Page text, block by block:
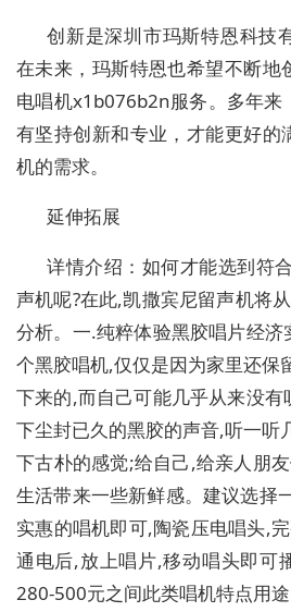
创新是深圳市玛斯特恩科技
在未来，玛斯特恩也希望不断地
电唱机x1b076b2n服务。多年来
有坚持创新和专业，才能更好的
机的需求。
延伸拓展
详情介绍：如何才能选到符
声机呢?在此,凯撒宾尼留声机将
分析。一.纯粹体验黑胶唱片经
个黑胶唱机,仅仅是因为家里还保
下来的,而自己可能几乎从来没
下尘封已久的黑胶的声音,听一听
下古朴的感觉;给自己,给亲人朋
生活带来一些新鲜感。建议选择
实惠的唱机即可,陶瓷压电唱头,
通电后,放上唱片,移动唱头即可
280-500元之间此类唱机特点用